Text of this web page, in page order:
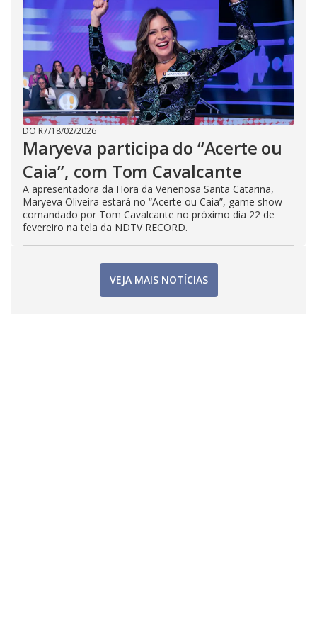
DO R7/18/02/2026
Maryeva participa do “Acerte ou
Caia”, com Tom Cavalcante
A apresentadora da Hora da Venenosa Santa Catarina,
Maryeva Oliveira estará no “Acerte ou Caia”, game show
comandado por Tom Cavalcante no próximo dia 22 de
fevereiro na tela da NDTV RECORD.
VEJA MAIS NOTÍCIAS